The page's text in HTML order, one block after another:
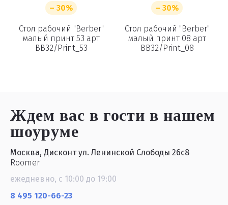
– 30%
Стол рабочий "Berber"
малый принт 53 арт
BB32/Print_53
– 30%
Стол рабочий "Berber"
малый принт 08 арт
BB32/Print_08
Ждем вас в гостив нашем
шоуруме
Москва, Дисконт ул. Ленинской Слободы 26с8
Roomer
ежедневно, с 10:00 до 19:00
8 495 120-66-23